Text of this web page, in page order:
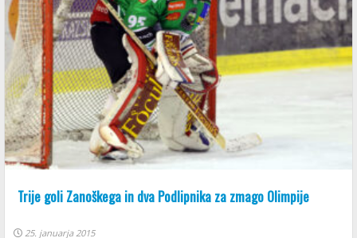
Trije goli Zanoškega in dva Podlipnika za zmago Olimpije
25. januarja 2015